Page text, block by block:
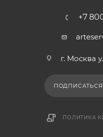
+7
г. Москва
ПОЛИТИКА